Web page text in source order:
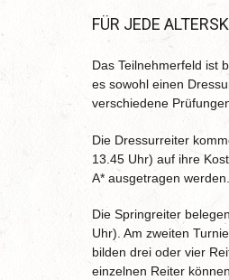
FÜR JEDE
Das Teilnehmerfeld ist
es sowohl einen
verschiedene
Die Dressurreiter
13.45 Uhr) auf ihre
A* ausgetragen werden.
Die Springreiter
Uhr). Am zweiten
bilden drei oder vier
einzelnen Reiter